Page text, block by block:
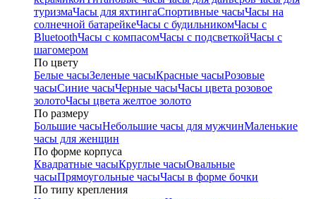
туризмаЧасы для яхтингаСпортивные часыЧасы на
солнечной батарейкеЧасы с будильникомЧасы с
BluetoothЧасы с компасомЧасы с подсветкойЧасы с
шагомером
По цвету
Белые часыЗеленые часыКрасные часыРозовые
часыСиние часыЧерные часыЧасы цвета розовое
золотоЧасы цвета желтое золото
По размеру
Большие часыНебольшие часы для мужчинМаленькие
часы для женщин
По форме корпуса
Квадратные часыКруглые часыОвальные
часыПрямоугольные часыЧасы в форме бочки
По типу крепления